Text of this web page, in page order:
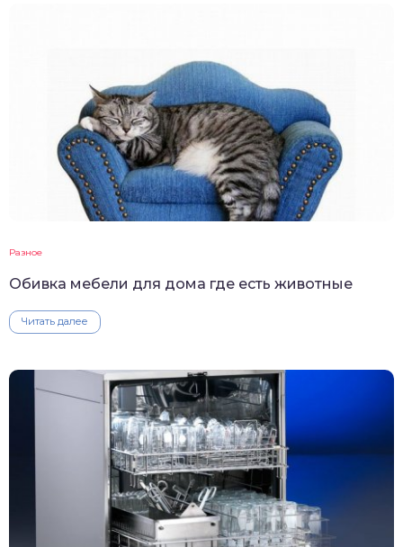
Разное
Обивка мебели для дома где есть животные
Читать далее